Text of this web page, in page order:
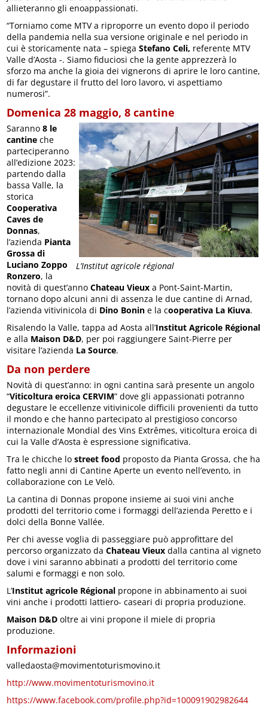
allieteranno gli enoappassionati.
“Torniamo come MTV a riproporre un evento dopo il periodo
della pandemia nella sua versione originale e nel periodo in
cui è storicamente nata – spiegaStefano Celi, referente MTV
Valle d’Aosta -. Siamo fiduciosi che la gente apprezzerà lo
sforzo ma anche la gioia dei vignerons di aprire le loro cantine,
di far degustare il frutto del loro lavoro, vi aspettiamo
numerosi”.
Domenica 28 maggio, 8 cantine
L’Institut agricole régional
Saranno 8 le
cantine che
parteciperanno
all’edizione 2023:
partendo dalla
bassa Valle, la
storica
Cooperativa
Caves de
Donnas,
l’azienda Pianta
Grossa di
Luciano Zoppo
Ronzero, la
novità di quest’annoChateau Vieux a Pont-Saint-Martin,
tornano dopo alcuni anni di assenza le due cantine di Arnad,
l’azienda vitivinicola di Dino Bonin e la cooperativa La Kiuva.
Risalendo la Valle, tappa ad Aosta all’Institut Agricole Régional
e alla Maison D&D, per poi raggiungere Saint-Pierre per
visitare l’azienda La Source.
Da non perdere
Novità di quest’anno: in ogni cantina sarà presente un angolo
“Viticoltura eroica CERVIM” dove gli appassionati potranno
degustare le eccellenze vitivinicole difficili provenienti da tutto
il mondo e che hanno partecipato al prestigioso concorso
internazionale Mondial des Vins Extrêmes, viticoltura eroica di
cui la Valle d’Aosta è espressione significativa.
Tra le chicche lostreet food proposto da Pianta Grossa, che ha
fatto negli anni di Cantine Aperte un evento nell’evento, in
collaborazione con Le Velò.
La cantina di Donnas propone insieme ai suoi vini anche
prodotti del territorio come i formaggi dell’azienda Peretto e i
dolci della Bonne Vallée.
Per chi avesse voglia di passeggiare può approfittare del
percorso organizzato daChateau Vieux dalla cantina al vigneto
dove i vini saranno abbinati a prodotti del territorio come
salumi e formaggi e non solo.
L’Institut agricole Régional propone in abbinamento ai suoi
vini anche i prodotti lattiero- caseari di propria produzione.
Maison D&D oltre ai vini propone il miele di propria
produzione.
Informazioni
valledaosta@movimentoturismovino.it
http://www.movimentoturismovino.it
https://www.facebook.com/profile.php?id=100091902982644